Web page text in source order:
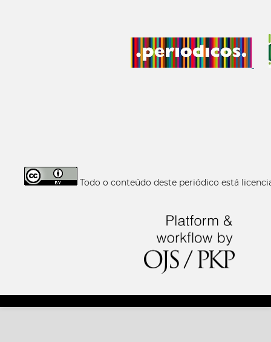
Todo o conteúdo deste periódico está